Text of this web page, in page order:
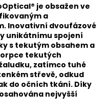
je obsažen ve
a
Inovativní dvoufázové
unikátnímu spojení
s tekutým obsahem a
tekutých
zatímco tuhé
střevě, odkud
do očních tkání. Díky
nejvyšší